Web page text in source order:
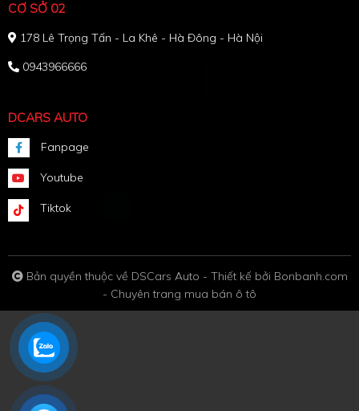
CƠ SỞ 02
178 Lê Trọng Tấn - La Khê - Hà Đông - Hà Nội
0943966666
DCARS AUTO
Fanpage
Youtube
Tiktok
Bản quyền thuộc về DSCars Auto - Thiết kế bởi Bonbanh.com
- Chuyên trang mua bán ô tô